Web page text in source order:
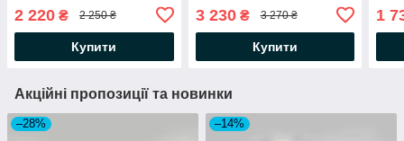
смартфону APP WHITE
220V IP20
2 220 ₴ 2 250 ₴
Купити
додатком для смартфону
3 230₴ 3 270 ₴
Купити
1
Акційні пропозиції та новинки
–28% –14%